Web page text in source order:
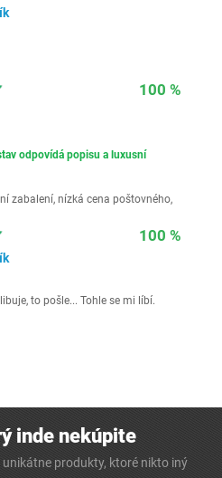
100 %
odpovídá popisu a luxusní
zabalení, nízká cena poštovného,
100 %
to pošle... Tohle se mi líbí.
inde nekúpite
unikátne produkty, ktoré nikto iný